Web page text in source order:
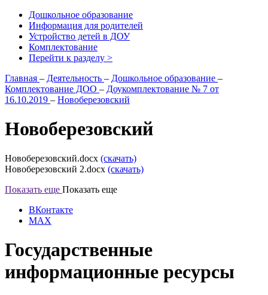
Дошкольное образование
Информация для родителей
Устройство детей в ДОУ
Комплектование
Перейти к разделу >
Главная – Деятельность – Дошкольное образование –
Комплектование ДОО – Доукомплектование № 7 от
16.10.2019 – Новоберезовский
Новоберезовский
Новоберезовский.docx (скачать)
Новоберезовский 2.docx (скачать)
Показать еще Показать еще
ВКонтакте
MAX
Государственные
информационные ресурсы